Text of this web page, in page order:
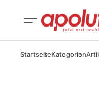
StartseiteKategorien